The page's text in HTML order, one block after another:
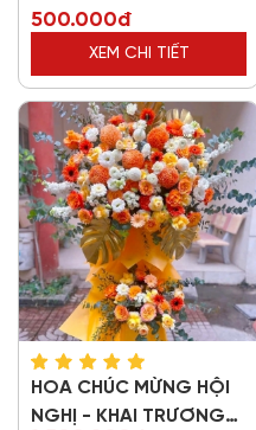
500.000đ
XEM CHI TIẾT
HOA CHÚC MỪNG HỘI
NGHỊ - KHAI TRƯƠNG